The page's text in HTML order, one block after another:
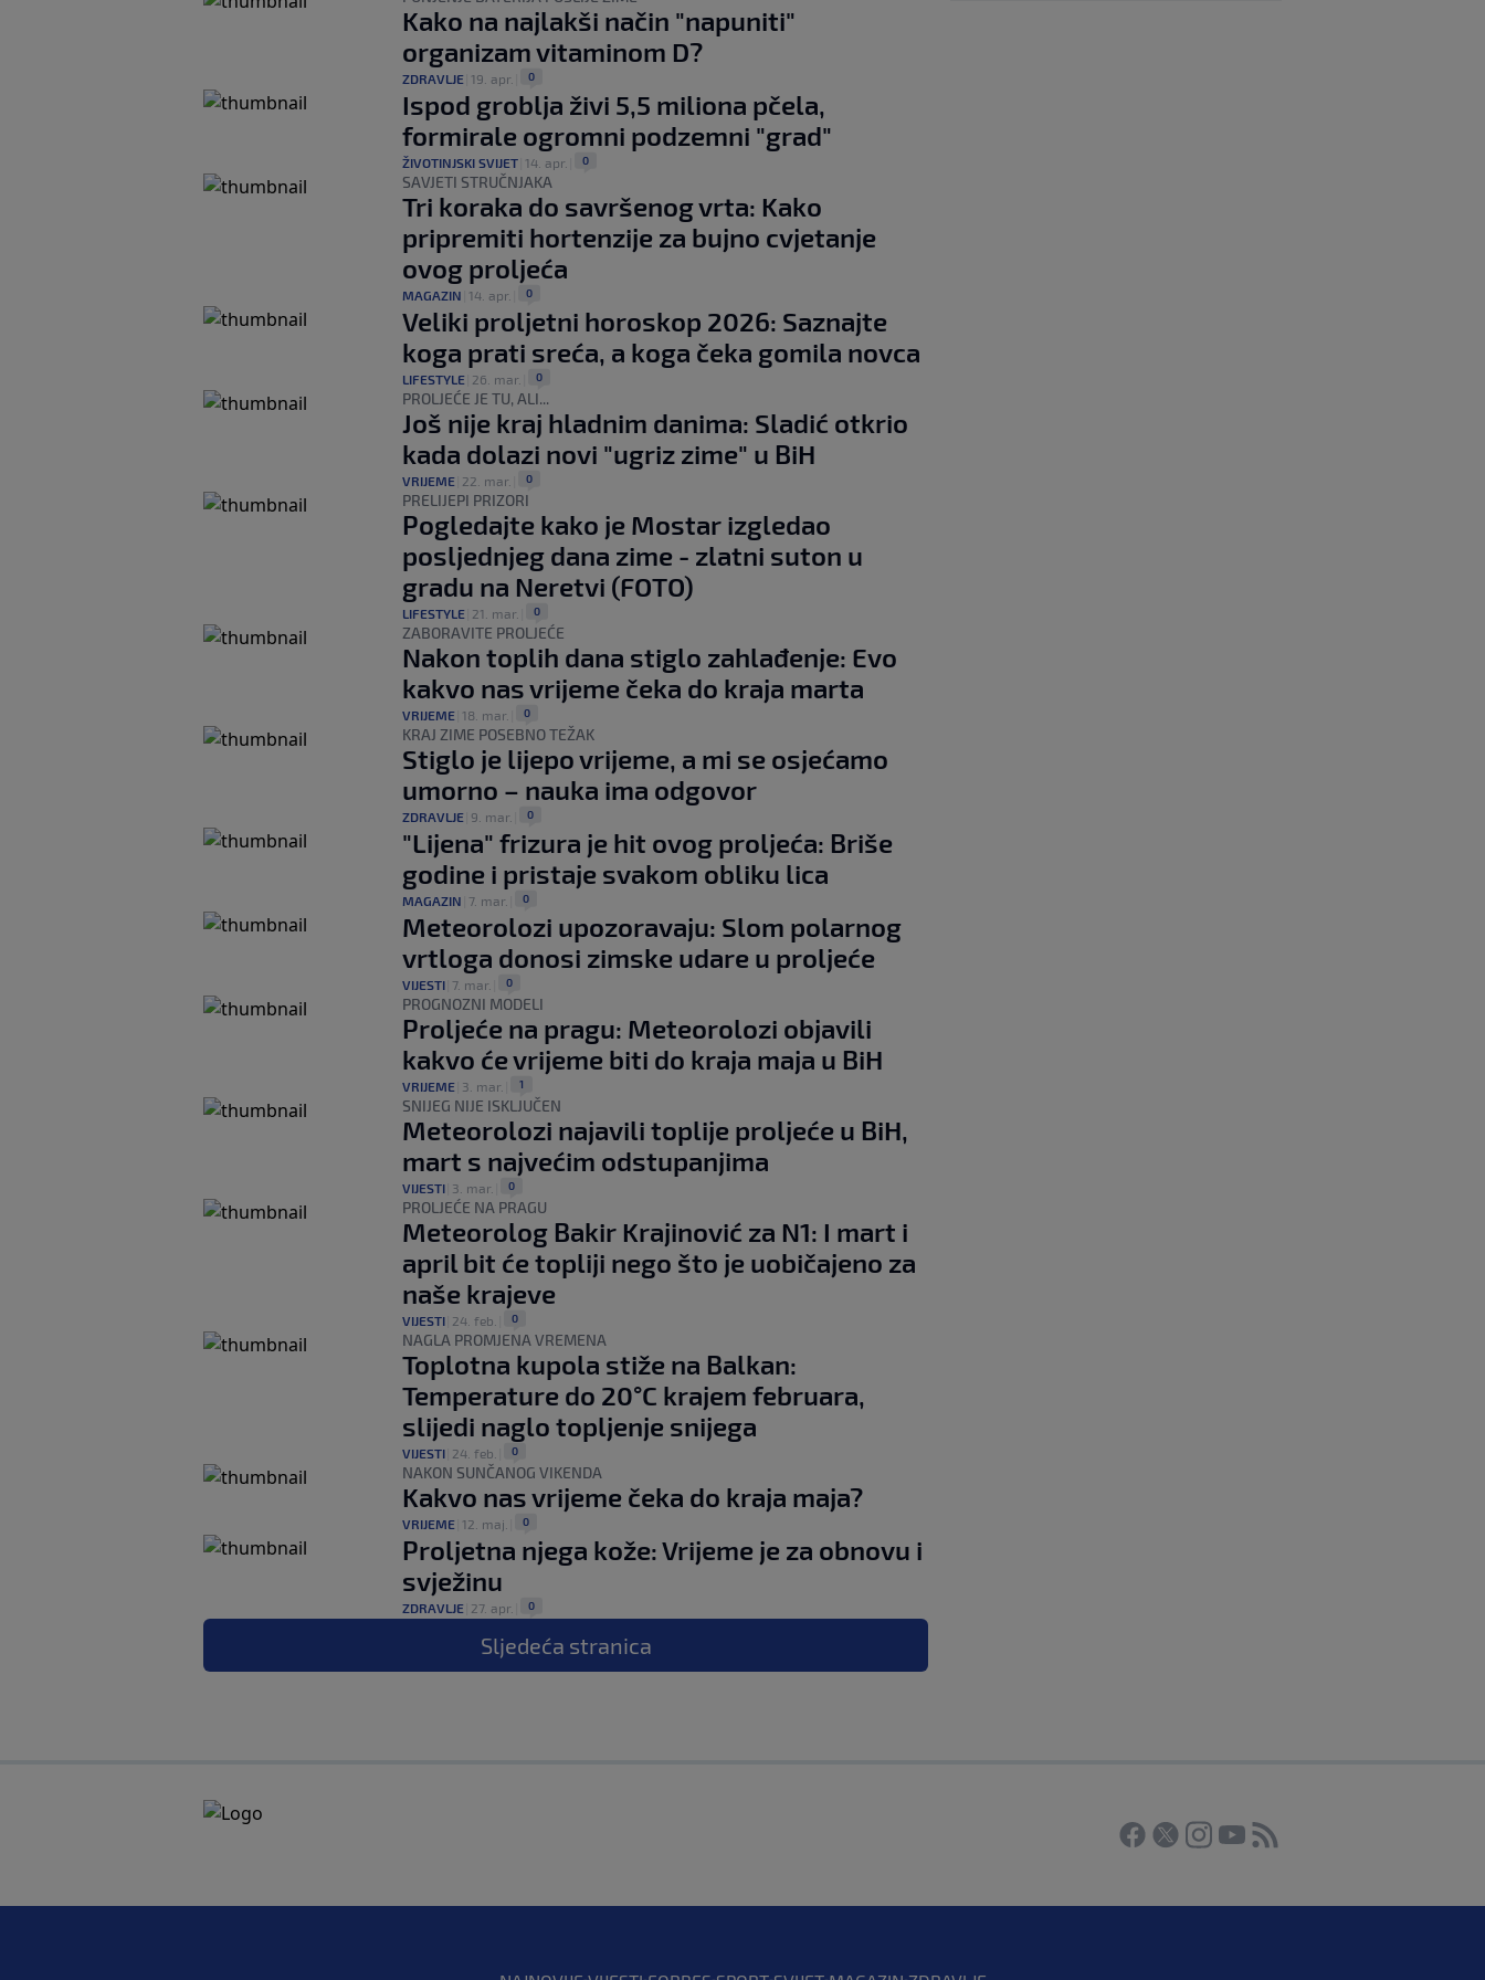
Kako na najlakši način "napuniti"
organizam vitaminom D?
ZDRAVLJE 19. apr. 0
Ispod groblja živi 5,5 miliona pčela,
formirale ogromni podzemni "grad"
ŽIVOTINJSKI SVIJET 14. apr. 0
SAVJETI STRUČNJAKA
Tri koraka do savršenog vrta: Kako
pripremiti hortenzije za bujno cvjetanje
ovog proljeća
MAGAZIN 14. apr. 0
Veliki proljetni horoskop 2026: Saznajte
koga prati sreća, a koga čeka gomila novca
LIFESTYLE 26. mar. 0
PROLJEĆE JE TU, ALI...
Još nije kraj hladnim danima: Sladić otkrio
kada dolazi novi "ugriz zime" u BiH
VRIJEME 22. mar. 0
PRELIJEPI PRIZORI
Pogledajte kako je Mostar izgledao
posljednjeg dana zime - zlatni suton u
gradu na Neretvi (FOTO)
LIFESTYLE 21. mar. 0
ZABORAVITE PROLJEĆE
Nakon toplih dana stiglo zahlađenje: Evo
kakvo nas vrijeme čeka do kraja marta
VRIJEME 18. mar. 0
KRAJ ZIME POSEBNO TEŽAK
Stiglo je lijepo vrijeme, a mi se osjećamo
umorno – nauka ima odgovor
ZDRAVLJE 9. mar. 0
"Lijena" frizura je hit ovog proljeća: Briše
godine i pristaje svakom obliku lica
MAGAZIN 7. mar. 0
Meteorolozi upozoravaju: Slom polarnog
vrtloga donosi zimske udare u proljeće
VIJESTI 7. mar. 0
PROGNOZNI MODELI
Proljeće na pragu: Meteorolozi objavili
kakvo će vrijeme biti do kraja maja u BiH
VRIJEME 3. mar. 1
SNIJEG NIJE ISKLJUČEN
Meteorolozi najavili toplije proljeće u BiH,
mart s najvećim odstupanjima
VIJESTI 3. mar. 0
PROLJEĆE NA PRAGU
Meteorolog Bakir Krajinović za N1: I mart i
april bit će topliji nego što je uobičajeno za
naše krajeve
VIJESTI 24. feb. 0
NAGLA PROMJENA VREMENA
Toplotna kupola stiže na Balkan:
Temperature do 20°C krajem februara,
slijedi naglo topljenje snijega
VIJESTI 24. feb. 0
NAKON SUNČANOG VIKENDA
Kakvo nas vrijeme čeka do kraja maja?
VRIJEME 12. maj. 0
Proljetna njega kože: Vrijeme je za obnovu i
svježinu
ZDRAVLJE 27. apr. 0
Sljedeća stranica